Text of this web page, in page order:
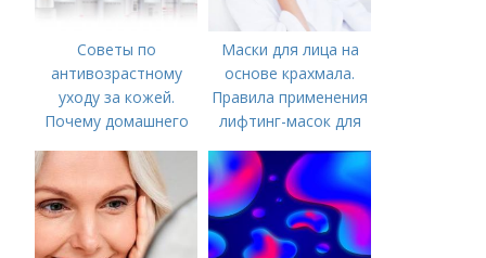
Советы по
антивозрастному
уходу за кожей.
Почему домашнего
Маски для лица на
основе крахмала.
Правила применения
лифтинг-масок для